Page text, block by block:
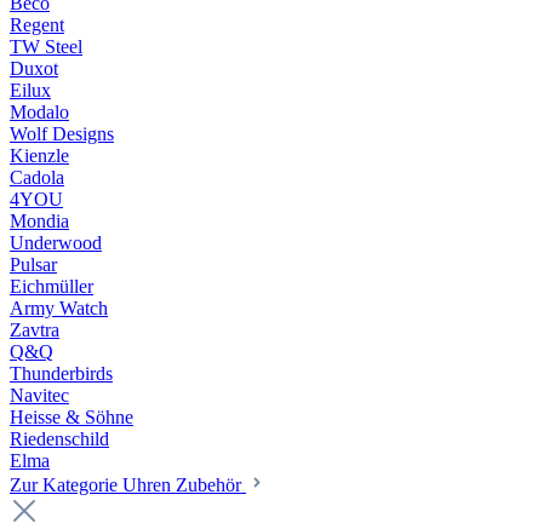
Regent
TW Steel
Duxot
Eilux
Modalo
Wolf Designs
Kienzle
Cadola
4YOU
Mondia
Underwood
Pulsar
Eichmüller
Army Watch
Zavtra
Q&Q
Thunderbirds
Navitec
Heisse & Söhne
Riedenschild
Elma
Zur Kategorie Uhren Zubehör